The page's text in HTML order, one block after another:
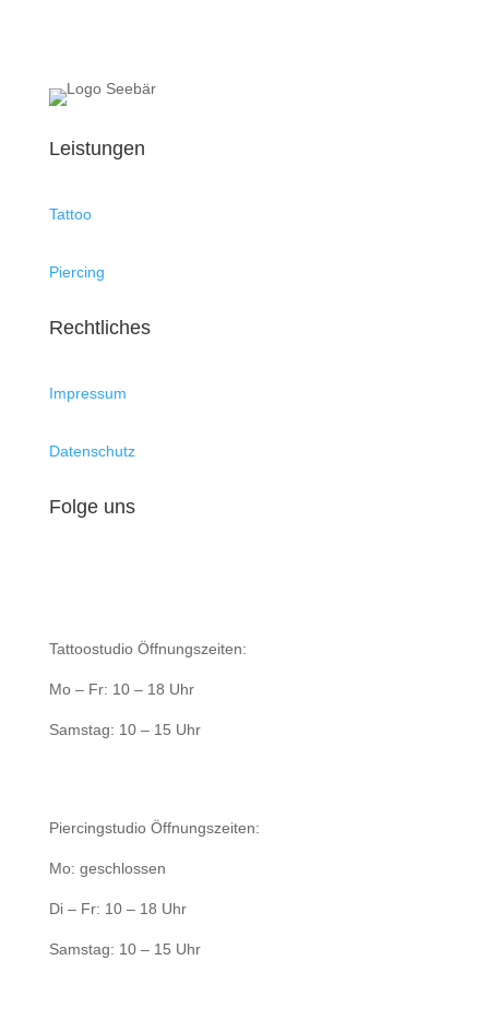
Leistungen
Tattoo
Piercing
Rechtliches
Impressum
Datenschutz
Folge uns
Tattoostudio Öffnungszeiten:
Mo – Fr: 10 – 18 Uhr
Samstag: 10 – 15 Uhr
Piercingstudio Öffnungszeiten:
Mo: geschlossen
Di – Fr: 10 – 18 Uhr
Samstag: 10 – 15 Uhr